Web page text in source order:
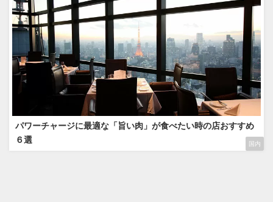
国内
パワーチャージに最適な「旨い肉」が食べたい時の店おすすめ
６選